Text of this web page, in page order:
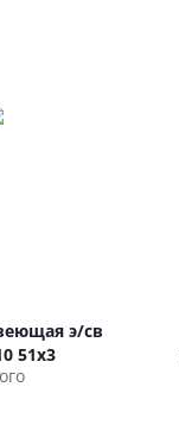
э/св
51х3